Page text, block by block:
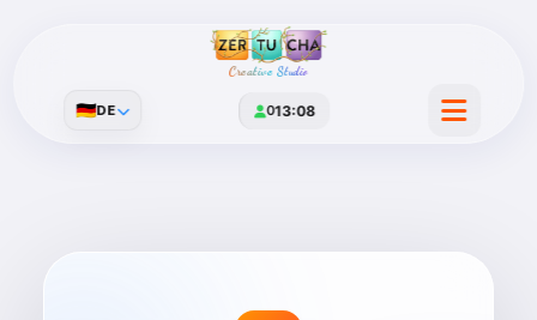
Creative Studio
013:08
🇩🇪DE